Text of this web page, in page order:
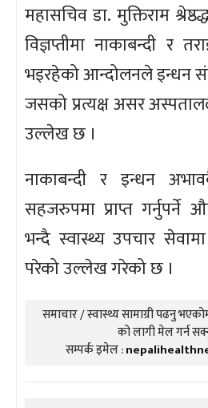
महासचिव डा. मुक्तिराम
विज्ञप्तीमा नाकाबन्दी र
भइरहेको आन्दोलनले इन्धन
जसको प्रत्यक्ष असर
उल्लेख छ ।
नाकाबन्दी र इन्धन
सहजरुपमा प्राप्त
भन्दै स्वास्थ्य उपचार
परेको उल्लेख गरेको छ ।
समाचार / स्वास्थ्य सामाग्री पढनु
को लागी मेल गर्न
सम्पर्क इमेल :